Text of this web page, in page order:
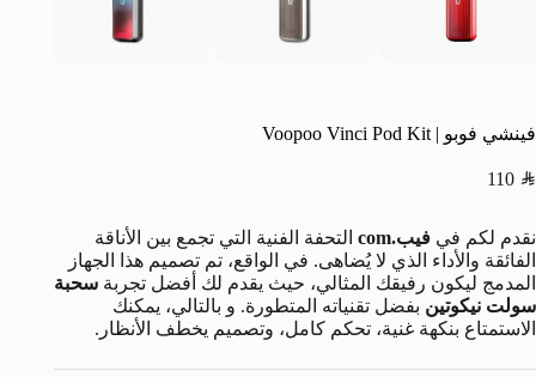
فينشي فوبو | Voopoo Vinci Pod Kit
110 SAR
نقدم لكم في فيب.com
التحفة الفنية التي تجمع بين الأناقة
الفائقة والأداء الذي لا يُضاهى. في الواقع، تم تصميم هذا الجهاز
المدمج ليكون رفيقك المثالي، حيث يقدم لك أفضل تجربة سحبة
سولت نيكوتين بفضل تقنياته المتطورة. و بالتالي، يمكنك
الاستمتاع بنكهة غنية، تحكم كامل، وتصميم يخطف الأنظار.